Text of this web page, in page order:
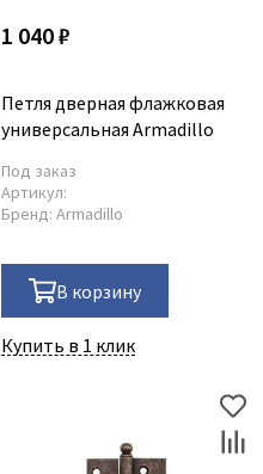
1 040 ₽
Петля дверная флажковая
универсальная Armadillo
Под заказ
Артикул:
Бренд: Armadillo
В корзину
Купить в 1 клик